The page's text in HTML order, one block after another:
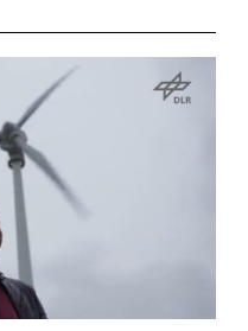
Die Astronauten
anders erleben: als
Sonnenfinsternis –
der dunklen
Erdbewohner eine
„Mondbewohner“
Eclipse
Moon, they would
– due to the
atmosphere, for
Moon would be
those
a second spectacle: A